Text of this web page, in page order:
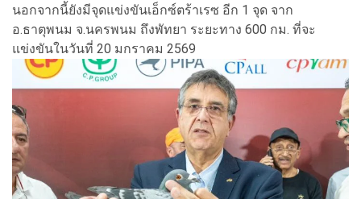
นอกจากนี้ยังมีจุดแข่งขันเอ็กซ์ตร้าเรซ อีก 1 จุด จาก
อ.ธาตุพนม จ.นครพนม ถึงพัทยา ระยะทาง 600 กม. ที่จะ
แข่งขันในวันที่ 20 มกราคม 2569